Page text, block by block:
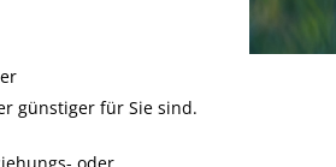
günstiger für Sie sind.